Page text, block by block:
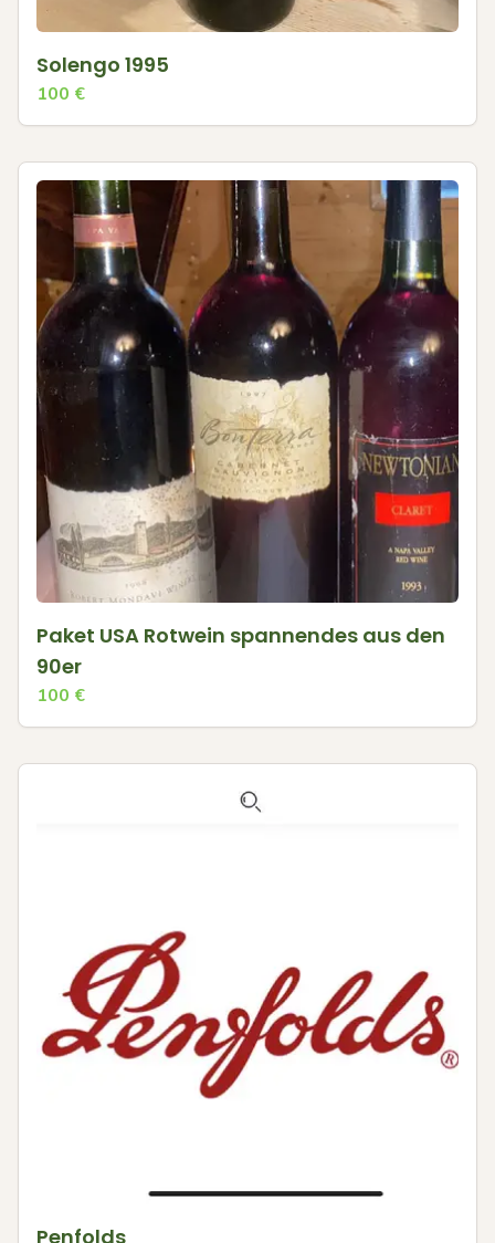
Solengo 1995
100 €
Paket USA Rotwein spannendes aus den
90er
100 €
Penfolds